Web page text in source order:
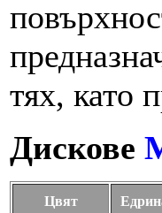
тях, като
Дискове
Цвят